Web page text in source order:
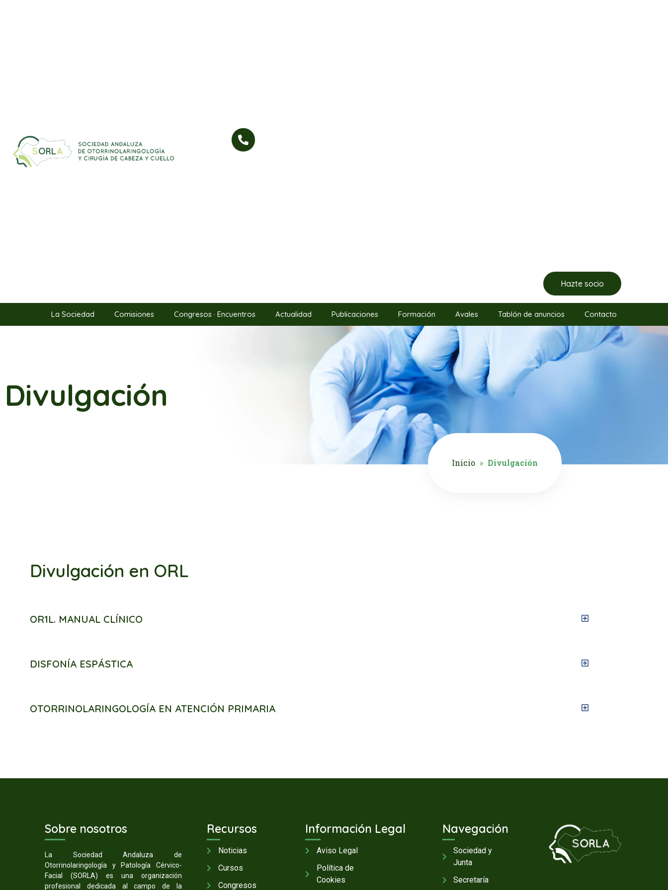
Hazte socio
La Sociedad Comisiones Congresos · Encuentros Actualidad Publicaciones Formación Avales Tablón de anuncios Contacto
Divulgación
Inicio » Divulgación
Divulgación en ORL
OR1L. MANUAL CLÍNICO
DISFONÍA ESPÁSTICA
OTORRINOLARINGOLOGÍA EN ATENCIÓN PRIMARIA
Sobre nosotros
La Sociedad Andaluza de
Otorrinolaringología y Patología Cérvico-
Facial (SORLA) es una organización
profesional dedicada al campo de la
Recursos
Noticias
Cursos
Congresos
Información Legal
Aviso Legal
Política de
Cookies
Navegación
Sociedad y
Junta
Secretaría